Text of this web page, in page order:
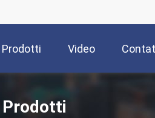
Prodotti Video
Prodotti